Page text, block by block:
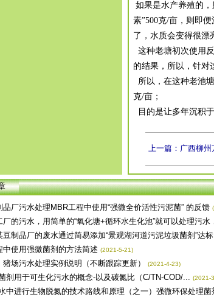
如果是水产养殖的
素”500克/亩，则即
了，水质会变得很漂
这种老塘初次使用
的结果，所以，针对
所以，在这种老池
克/亩；
目的是让多年沉积
上一篇：广西柳
品厂污水处理MBR工程中使用“强微全价活性污泥菌” 的反馈
厂的污水，用简单的“氧化塘+循环水生化池”就可以处理污水
豆制品厂的废水通过简易添加“景观湖河道污泥垃圾菌剂”达标
中使用强微菌剂的方法简述 (2021-5-21)
猪场污水处理实例说明（不断跟踪更新） (2021-4-23)
剂用于可生化污水的概念-以及碳氮比（C/TN-COD/... (2021-
中进行生物脱氮的技术路线和原理（之一）强微环保处理菌